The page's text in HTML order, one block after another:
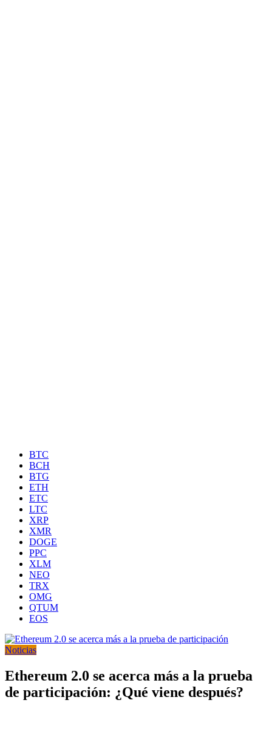
BTC
BCH
BTG
ETH
ETC
LTC
XRP
XMR
DOGE
PPC
XLM
NEO
TRX
OMG
QTUM
EOS
Noticias
Ethereum 2.0 se acerca más a la prueba
de participación: ¿Qué viene después?